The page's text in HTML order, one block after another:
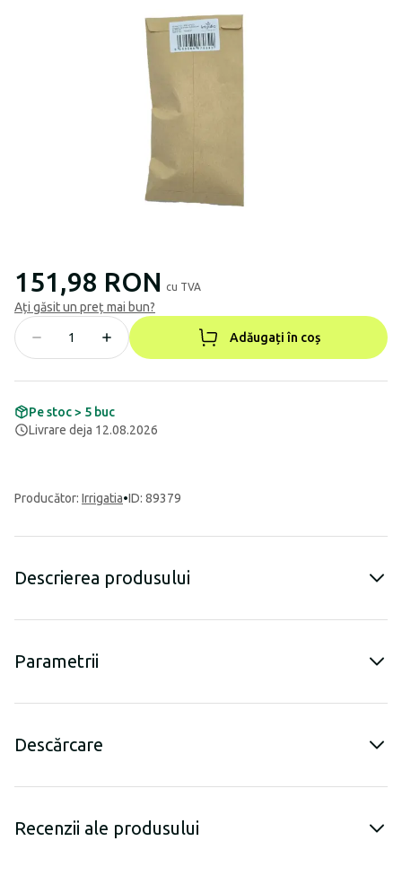
151,98 RON cu TVA
Ați găsit un preț mai bun?
Adăugați în coș
Pe stoc > 5 buc
Livrare deja 12.08.2026
Producător: Irrigatia•ID: 89379
Descrierea produsului
Parametrii
Descărcare
Recenzii ale produsului